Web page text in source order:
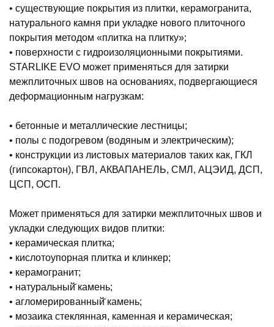
• существующие покрытия из плитки, керамогранита,
натурального камня при укладке нового плиточного
покрытия методом «плитка на плитку»;
• поверхности с гидроизоляционными покрытиями.
STARLIKE EVO может применяться для затирки
межплиточных швов на основаниях, подвергающиеся
деформационным нагрузкам:
• бетонные и металлические лестницы;
• полы с подогревом (водяным и электрическим);
• конструкции из листовых материалов таких как, ГКЛ
(гипсокартон), ГВЛ, АКВАПАНЕЛЬ, СМЛ, АЦЭИД, ДСП,
ЦСП, ОСП.
Может применяться для затирки межплиточных швов и
укладки следующих видов плитки:
• керамическая плитка;
• кислотоупорная плитка и клинкер;
• керамогранит;
• натуральный̆ камень;
• агломерированный̆ камень;
• мозаика стеклянная, каменная и керамическая;